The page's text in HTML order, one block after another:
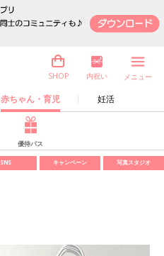
赤ちゃん・育児 妊活
SHOP 内祝い メニュー
優待パス
SNS キャンペーン 写真スタジオ